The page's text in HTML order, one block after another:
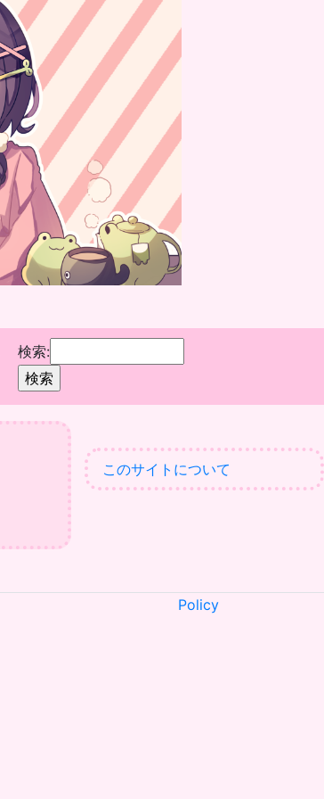
検索:
このサイトについて
Policy